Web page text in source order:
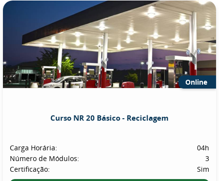
Online
Curso NR 20 Básico - Reciclagem
Carga Horária:
04h
Número de Módulos:
3
Certificação:
Sim